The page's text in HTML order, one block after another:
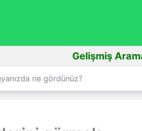
Gelişmiş